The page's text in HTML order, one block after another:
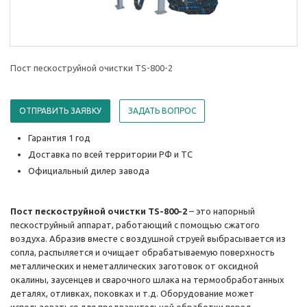
Пост пескоструйной очистки TS-800-2
ОТПРАВИТЬ ЗАЯВКУ ЗАДАТЬ ВОПРОС
Гарантия 1 год
Доставка по всей территории РФ и ТС
Официальный дилер завода
Пост пескоструйной очистки TS-800-2 – это напорный
пескоструйный аппарат, работающий с помощью сжатого
воздуха. Абразив вместе с воздушной струей выбрасывается из
сопла, распыляется и очищает обрабатываемую поверхность
металлических и неметаллических заготовок от оксидной
окалины, заусенцев и сварочного шлака на термообработанных
деталях, отливках, поковках и т.д. Оборудование может